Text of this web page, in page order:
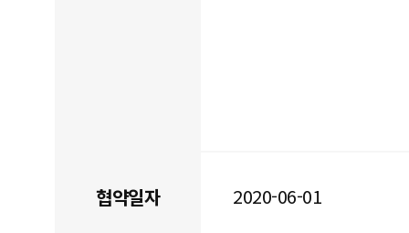
협약일자 2020-06-01